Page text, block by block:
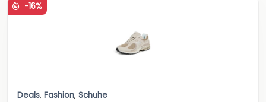
-16%
Deals, Fashion, Schuhe